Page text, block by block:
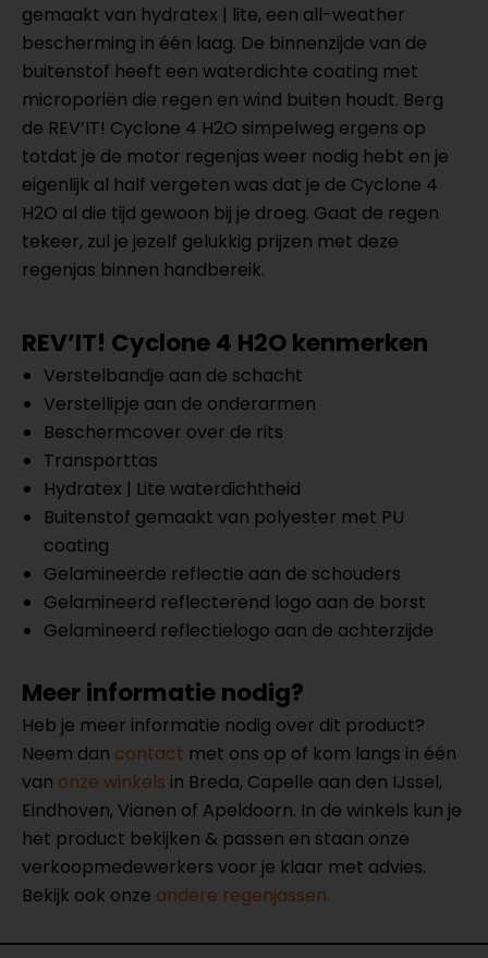
gemaakt van hydratex | lite, een all-weather
bescherming in één laag. De binnenzijde van de
buitenstof heeft een waterdichte coating met
microporiën die regen en wind buiten houdt. Berg
de REV’IT! Cyclone 4 H2O simpelweg ergens op
totdat je de motor regenjas weer nodig hebt en je
eigenlijk al half vergeten was dat je de Cyclone 4
H2O al die tijd gewoon bij je droeg. Gaat de regen
tekeer, zul je jezelf gelukkig prijzen met deze
regenjas binnen handbereik.
REV’IT! Cyclone 4 H2O kenmerken
Verstelbandje aan de schacht
Verstellipje aan de onderarmen
Beschermcover over de rits
Transporttas
Hydratex | Lite waterdichtheid
Buitenstof gemaakt van polyester met PU
coating
Gelamineerde reflectie aan de schouders
Gelamineerd reflecterend logo aan de borst
Gelamineerd reflectielogo aan de achterzijde
Meer informatie nodig?
Heb je meer informatie nodig over dit product?
Neem dan contact met ons op of kom langs in één
van onze winkels in Breda, Capelle aan den IJssel,
Eindhoven, Vianen of Apeldoorn. In de winkels kun je
het product bekijken & passen en staan onze
verkoopmedewerkers voor je klaar met advies.
Bekijk ook onze andere regenjassen.